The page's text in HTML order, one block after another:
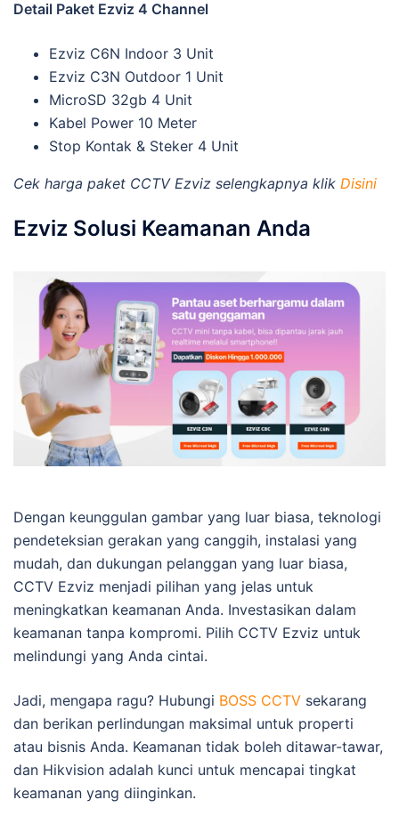
Detail Paket Ezviz 4 Channel
Ezviz C6N Indoor 3 Unit
Ezviz C3N Outdoor 1 Unit
MicroSD 32gb 4 Unit
Kabel Power 10 Meter
Stop Kontak & Steker 4 Unit
Cek harga paket CCTV Ezviz selengkapnya klik Disini
Ezviz Solusi Keamanan Anda
Dengan keunggulan gambar yang luar biasa, teknologi
pendeteksian gerakan yang canggih, instalasi yang
mudah, dan dukungan pelanggan yang luar biasa,
CCTV Ezviz menjadi pilihan yang jelas untuk
meningkatkan keamanan Anda. Investasikan dalam
keamanan tanpa kompromi. Pilih CCTV Ezviz untuk
melindungi yang Anda cintai.
Jadi, mengapa ragu? Hubungi BOSS CCTV sekarang
dan berikan perlindungan maksimal untuk properti
atau bisnis Anda. Keamanan tidak boleh ditawar-tawar,
dan Hikvision adalah kunci untuk mencapai tingkat
keamanan yang diinginkan.